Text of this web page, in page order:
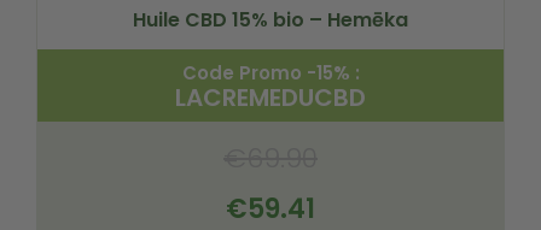
Huile CBD 15% bio – Hemēka
Code Promo -15% :
LACREMEDUCBD
€59.41